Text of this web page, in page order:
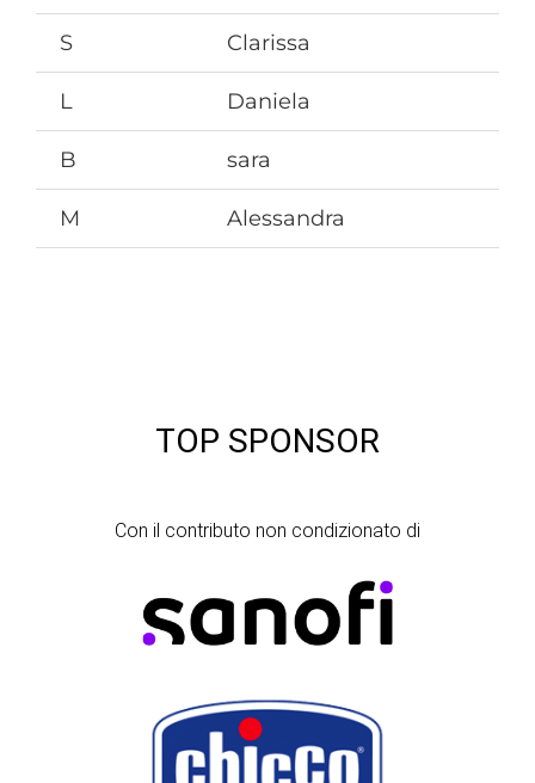
S Clarissa
L Daniela
B sara
M Alessandra
TOP SPONSOR
Con il contributo non condizionato di